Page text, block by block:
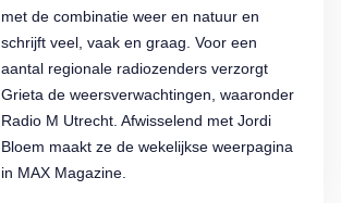
met de combinatie weer en natuur en
schrijft veel, vaak en graag. Voor een
aantal regionale radiozenders verzorgt
Grieta de weersverwachtingen, waaronder
Radio M Utrecht. Afwisselend met Jordi
Bloem maakt ze de wekelijkse weerpagina
in MAX Magazine.